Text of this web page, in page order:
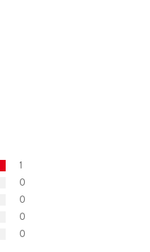
1
0
0
0
0